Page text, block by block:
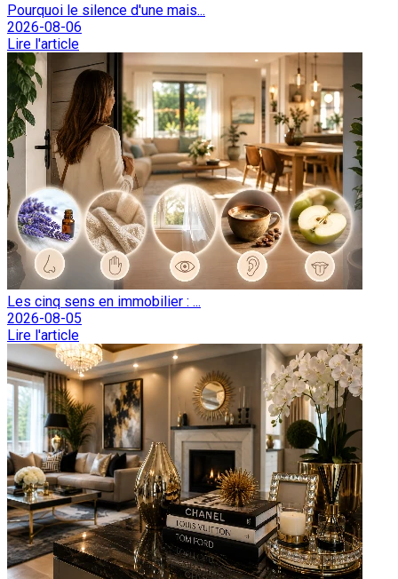
Pourquoi le silence d'une mais...
2026-08-06
Lire l'article
Les cinq sens en immobilier : ...
2026-08-05
Lire l'article